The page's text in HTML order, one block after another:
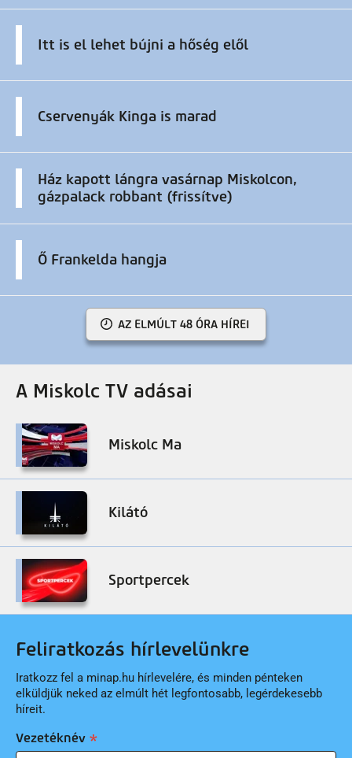
Itt is el lehet bújni a hőség elől
Cservenyák Kinga is marad
Ház kapott lángra vasárnap Miskolcon,
gázpalack robbant (frissítve)
Ő Frankelda hangja
AZ ELMÚLT 48 ÓRA HÍREI
A Miskolc TV adásai
Miskolc Ma
Kilátó
Sportpercek
Feliratkozás hírlevelünkre
Iratkozz fel a minap.hu hírlevelére, és minden pénteken
elküldjük neked az elmúlt hét legfontosabb, legérdekesebb
híreit.
Vezetéknév